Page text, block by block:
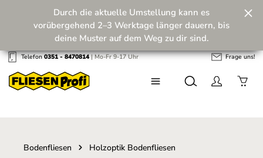
Zum Hauptinhalt springen
Zukunft! 💪
Durch die aktuelle Umstellung kann es
vorübergehend 2–3 Werktage länger dauern, bis
deine Muster auf dem Weg zu dir sind.
Telefon0351 - 8470814| Mo-Fr 9-17 Uhr Frage uns!
Bodenfliesen Holzoptik Bodenfliesen